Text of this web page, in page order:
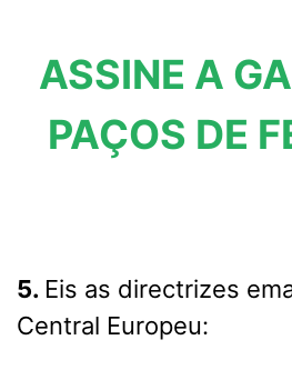
ASSINE A
PAÇOS DE
5. Eis as directrizes
Central Europeu: